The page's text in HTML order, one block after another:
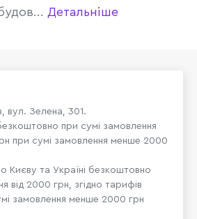
Детальніше
вул. Зелена, 301.
при сумі замовлення
при сумі замовлення менше 2000
та Україні безкоштовно
від 2000 грн, згідно тарифів
замовлення менше 2000 грн